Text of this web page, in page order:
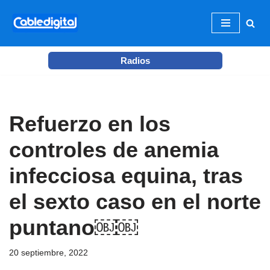
al
Radios
Refuerzo en los
controles de anemia
infecciosa equina, tras
el sexto caso en el norte
puntano￼￼
20 septiembre, 2022